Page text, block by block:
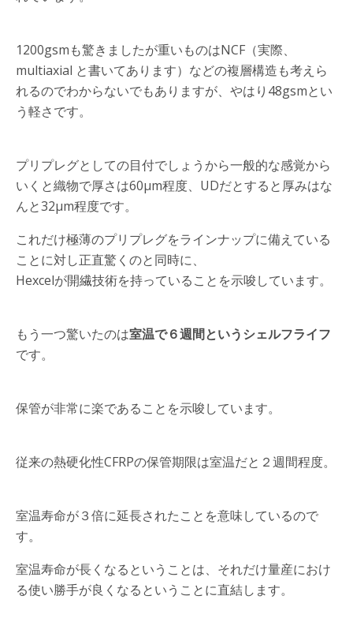
1200gsmも驚きましたが重いものはNCF（実際、
multiaxial と書いてあります）などの複層構造も考えら
れるのでわからないでもありますが、やはり48gsmとい
う軽さです。
プリプレグとしての目付でしょうから一般的な感覚から
いくと織物で厚さは60μm程度、UDだとすると厚みはな
んと32μm程度です。
これだけ極薄のプリプレグをラインナップに備えている
ことに対し正直驚くのと同時に、
Hexcelが開繊技術を持っていることを示唆しています。
もう一つ驚いたのは室温で６週間というシェルフライフ
です。
保管が非常に楽であることを示唆しています。
従来の熱硬化性CFRPの保管期限は室温だと２週間程度。
室温寿命が３倍に延長されたことを意味しているので
す。
室温寿命が長くなるということは、それだけ量産におけ
る使い勝手が良くなるということに直結します。